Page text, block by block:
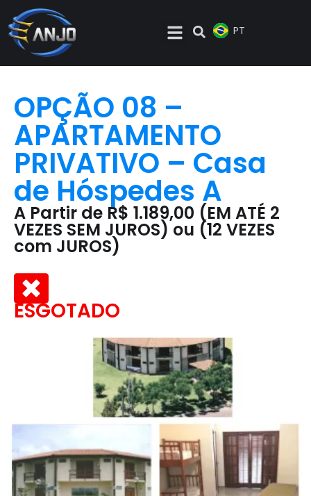
PT
ES
OPÇÃO 08 –
APARTAMENTO
PRIVATIVO – Casa
de Hóspedes A
A Partir de R$ 1.189,00 (EM ATÉ 2
VEZES SEM JUROS) ou (12 VEZES
com JUROS)
ESGOTADO